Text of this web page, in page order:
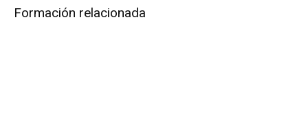
Formación relacionada